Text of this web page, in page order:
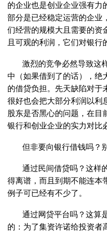
的企业也是创业企业强有力
部分是已经稳定运营的企业
们经营的规模大且需要的资
且可观的利润，它们对银行
激烈的竞争必然导致这
中（如果借到了的话），绝
的借贷负担。先天缺陷对于
很好也会把大部分利润以利
股东是否黑心的问题，在目
银行和创业企业的实力对比
但非要向银行借钱吗？
通过民间借贷吗？这样
得离谱，而且到期不能连
例子可已经有不少了。
通过网贷平台吗？这算
的：为了集资许诺给投资者